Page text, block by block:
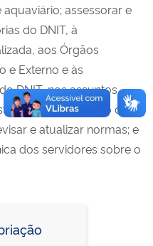
assessorar e
do DNIT, à
aos Órgãos
e Externo e às
DNIT, nos assuntos
e a regularização das
e atualizar normas; e
dos servidores sobre o